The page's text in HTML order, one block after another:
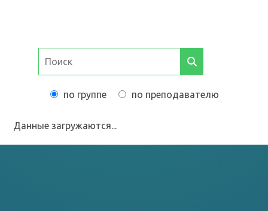
по группе по преподавателю
Данные загружаются...